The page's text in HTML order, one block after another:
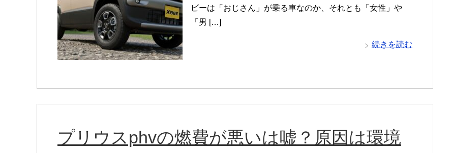
ビーは「おじさん」が乗る車なのか、それとも「女性」や
「男 […]
続きを読む
プリウスphvの燃費が悪いは嘘？原因は環境